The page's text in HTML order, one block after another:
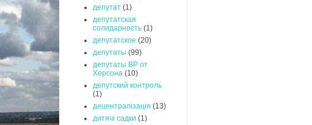
депутат (1)
депутатская
солидарность (1)
депутатское (20)
депутаты (99)
депутаты ВР от
Херсона (10)
депутский контроль
(1)
децентралізація (13)
дитячі садки (1)